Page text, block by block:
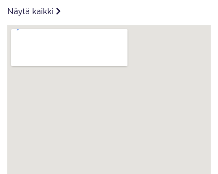
Näytä kaikki